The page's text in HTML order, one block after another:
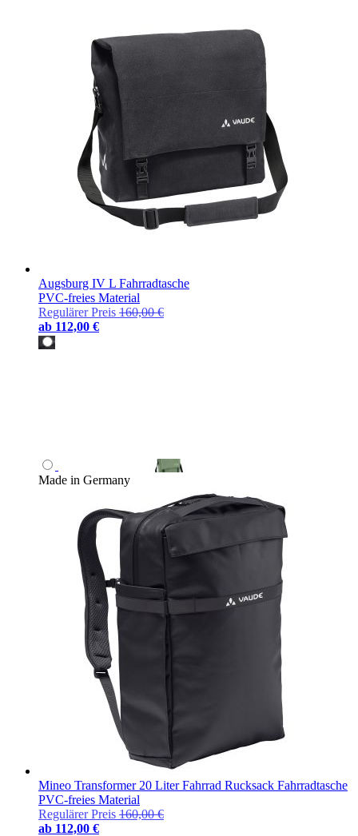
Augsburg IV L Fahrradtasche
PVC-freies Material
Regulärer Preis 160,00 €
ab 112,00 €
Made in Germany
Mineo Transformer 20 Liter Fahrrad Rucksack Fahrradtasche
PVC-freies Material
Regulärer Preis 160,00 €
ab 112,00 €